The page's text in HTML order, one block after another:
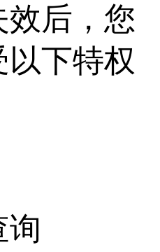
后，您
下特权
询